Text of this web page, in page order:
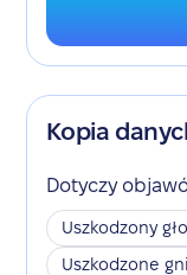
Kopia
Dotyczy
Uszkodzony
Uszkodzone